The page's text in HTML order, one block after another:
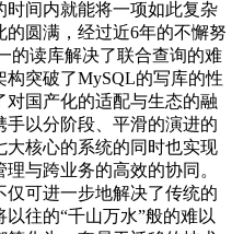
间内就能将一项如此复杂
圆满，经过近6年的不懈努
的读库解决了联合查询的难
构突破了MySQL的写库的性
对国产化的适配与生态的融
以分阶段、平滑的演进的
核心的系统的同时也实现
与跨业务的高效的协同。
可进一步地解决了传统的
往的“千山万水”般的难以